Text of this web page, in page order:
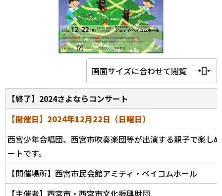
画面サイズに合わせて閲覧
【終了】2024さよならコンサート
【開催日】2024年12月22日（日曜日）
西宮少年合唱団、西宮市吹奏楽団等が出演する親子で楽し
ートです。
【開催場所】西宮市民会館アミティ・ベイコムホール
【主催者】西宮市・西宮市文化振興財団